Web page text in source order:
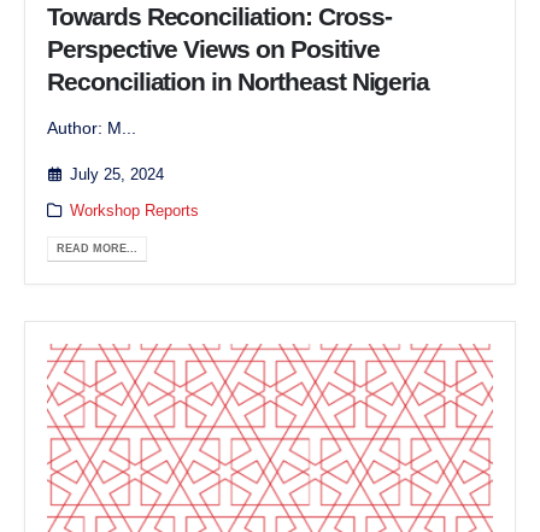
Towards Reconciliation: Cross-
Perspective Views on Positive
Reconciliation in Northeast Nigeria
Author: M...
July 25, 2024
Workshop Reports
READ MORE...